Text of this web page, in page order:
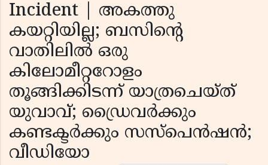
Incident | അകത്തു
കയറ്റിയില്ല; ബസിന്റെ
വാതിലിൽ ഒരു
കിലോമീറ്ററോളം
തൂങ്ങിക്കിടന്ന് യാത്രചെയ്ത്
യുവാവ്; ഡ്രൈവർക്കും
കണ്ടക്ടർക്കും സസ്‌പെൻഷൻ;
വീഡിയോ